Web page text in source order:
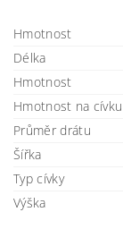
Hmotnost
Délka
Hmotnost
Hmotnost na cívku
Průměr drátu
Šířka
Typ cívky
Výška